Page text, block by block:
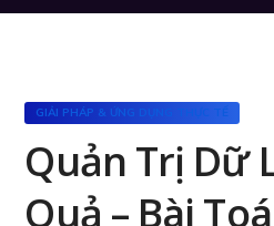
GIẢI PHÁP & ỨNG DỤNG THỰC TẾ
Quản Trị Dữ
Quả – Bài